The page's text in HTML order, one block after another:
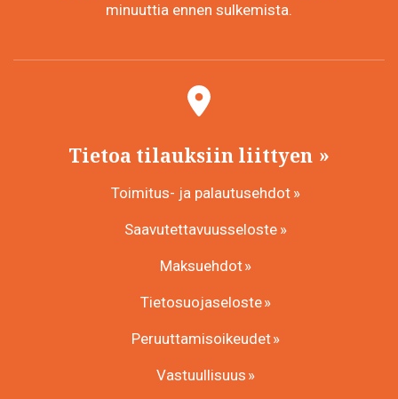
minuuttia ennen sulkemista.
Tietoa tilauksiin liittyen
Toimitus- ja palautusehdot
Saavutettavuusseloste
Maksuehdot
Tietosuojaseloste
Peruuttamisoikeudet
Vastuullisuus